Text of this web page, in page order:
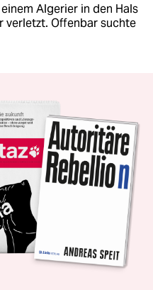
Algerier in den Hals
verletzt. Offenbar suchte